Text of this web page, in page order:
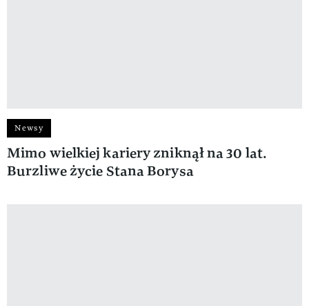
Newsy
Mimo wielkiej kariery zniknął na 30 lat.
Burzliwe życie Stana Borysa